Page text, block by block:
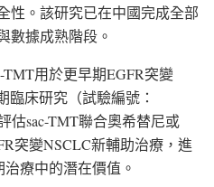
性。該研究已在中國完成全部
數據成熟階段。
用於更早期EGFR突變
床研究（試驗編號：
估sac-TMT聯合奧希替尼或
突變NSCLC新輔助治療，進
療中的潛在價值。